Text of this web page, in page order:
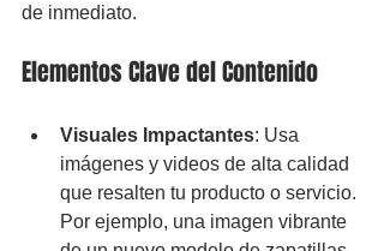
de inmediato.
Elementos Clave del Contenido
Visuales Impactantes: Usa
imágenes y videos de alta calidad
que resalten tu producto o servicio.
Por ejemplo, una imagen vibrante